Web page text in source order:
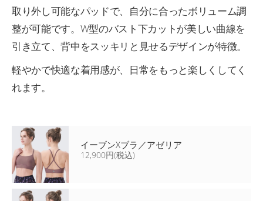
取り外し可能なパッドで、自分に合ったボリューム調
整が可能です。W型のバスト下カットが美しい曲線を
引き立て、背中をスッキリと見せるデザインが特徴。
軽やかで快適な着用感が、日常をもっと楽しくしてく
れます。
イーブンXブラ／アゼリア
12,900円(税込)